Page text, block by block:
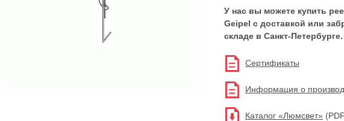
У нас вы можете купить
Geipel с доставкой или
складе в Санкт-Петербурге.
Сертификаты
Информация о
Каталог «Люмсвет»